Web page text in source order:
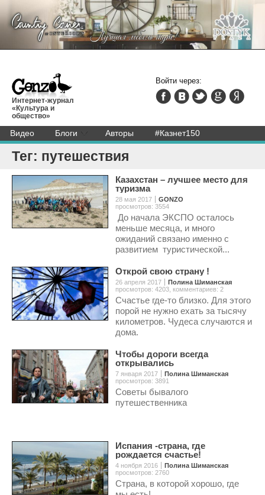
Интернет-журнал
«Культура и
общество»
Видео Блоги Авторы #Казнет150
Войти через:
Тег: путешествия
Казахстан – лучшее место для
туризма
28 мая 2017
GONZO
просмотров: 3554
До начала ЭКСПО осталось
меньше месяца, и много
ожиданий связано именно с
развитием туристической...
Открой cвою страну !
26 апреля 2017
Полина Шиманская
просмотров: 4203, комментариев: 2
Счастье где-то близко. Для этого
порой не нужно ехать за тысячу
километров. Чудеса случаются и
дома.
Чтобы дороги всегда
открывались
7 января 2017
Полина Шиманская
просмотров: 3891
Советы бывалого
путешественника
Испания -страна, где
рождается счастье!
4 ноября 2016
Полина Шиманская
просмотров: 2760
Cтрана, в которой хорошо, где